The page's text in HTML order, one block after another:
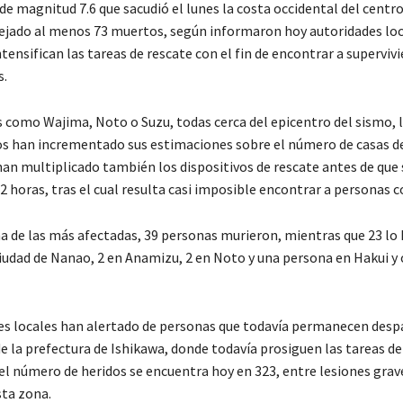
magnitud 7.6 que sacudió el lunes la costa occidental del centro
al menos 73 muertos, según informaron hoy autoridades
las tareas de rescate con el fin de encontrar a
como Wajima, Noto o Suzu, todas cerca del epicentro del sismo,
han incrementado sus estimaciones sobre el número de casas
multiplicado también los dispositivos de rescate antes de que
horas, tras el cual resulta casi imposible encontrar a personas
de las más afectadas, 39 personas murieron, mientras que 23 lo
de Nanao, 2 en Anamizu, 2 en Noto y una persona en Hakui
locales han alertado de personas que todavía permanecen
la prefectura de Ishikawa, donde todavía prosiguen las tareas
número de heridos se encuentra hoy en 323, entre lesiones
zona.